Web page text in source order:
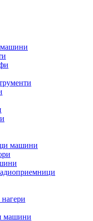
машини
машини